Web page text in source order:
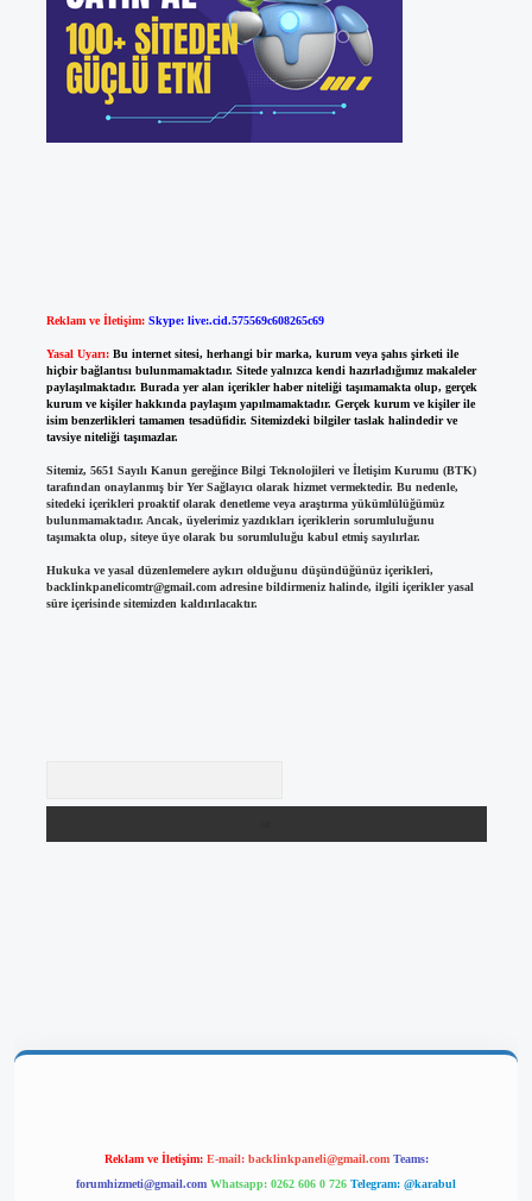
Reklam ve İletişim: Skype: live:.cid.575569c608265c69
Yasal Uyarı: Bu internet sitesi, herhangi bir marka, kurum veya şahıs şirketi ile
hiçbir bağlantısı bulunmamaktadır. Sitede yalnızca kendi hazırladığımız makaleler
paylaşılmaktadır. Burada yer alan içerikler haber niteliği taşımamakta olup, gerçek
kurum ve kişiler hakkında paylaşım yapılmamaktadır. Gerçek kurum ve kişiler ile
isim benzerlikleri tamamen tesadüfidir. Sitemizdeki bilgiler taslak halindedir ve
tavsiye niteliği taşımazlar.
Sitemiz, 5651 Sayılı Kanun gereğince Bilgi Teknolojileri ve İletişim Kurumu (BTK)
tarafından onaylanmış bir Yer Sağlayıcı olarak hizmet vermektedir. Bu nedenle,
sitedeki içerikleri proaktif olarak denetleme veya araştırma yükümlülüğümüz
bulunmamaktadır. Ancak, üyelerimiz yazdıkları içeriklerin sorumluluğunu
taşımakta olup, siteye üye olarak bu sorumluluğu kabul etmiş sayılırlar.
Hukuka ve yasal düzenlemelere aykırı olduğunu düşündüğünüz içerikleri,
backlinkpanelicomtr@gmail.comadresine bildirmeniz halinde, ilgili içerikler yasal
süre içerisinde sitemizden kaldırılacaktır.
Reklam ve İletişim: E-mail: backlinkpaneli@gmail.com Teams:
forumhizmeti@gmail.com Whatsapp: 0262 606 0 726 Telegram: @karabul